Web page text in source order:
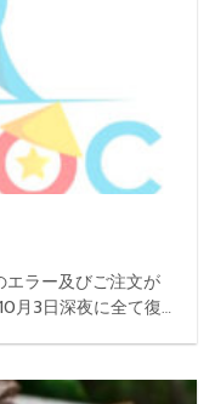
ラー及びご注文が
月3日深夜に全て復